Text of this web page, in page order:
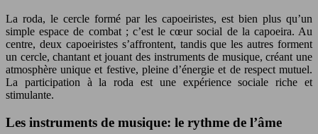
La roda, le cercle formé par les capoeiristes, est bien plus qu’un
simple espace de combat ; c’est le cœur social de la capoeira. Au
centre, deux capoeiristes s’affrontent, tandis que les autres forment
un cercle, chantant et jouant des instruments de musique, créant une
atmosphère unique et festive, pleine d’énergie et de respect mutuel.
La participation à la roda est une expérience sociale riche et
stimulante.
Les instruments de musique: le rythme de l’âme